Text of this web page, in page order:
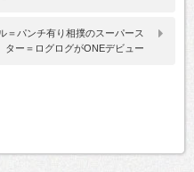
＝パンチ有り相撲のスーパース
ター＝ログログがONEデビュー